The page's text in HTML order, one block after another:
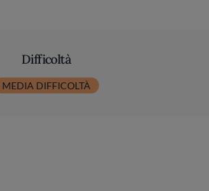
Difficoltà
MEDIA DIFFICOLTÀ